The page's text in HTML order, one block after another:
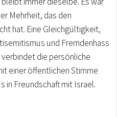
Mehrheit, das den
hat. Eine Gleichgültigkeit,
und Fremdenhass
die persönliche
einer öffentlichen Stimme
in Freundschaft mit Israel.